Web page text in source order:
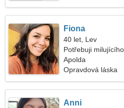
Fiona
40 let, Lev
Potřebuji
Apolda
Opravdová láska
Anni